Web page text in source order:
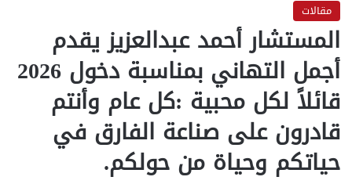
مقالات
المستشار أحمد عبدالعزيز يقدم
أجمل التهاني بمناسبة دخول 2026
قائلاً لكل محبية :كل عام وأنتم
قادرون على صناعة الفارق في
حياتكم وحياة من حولكم.